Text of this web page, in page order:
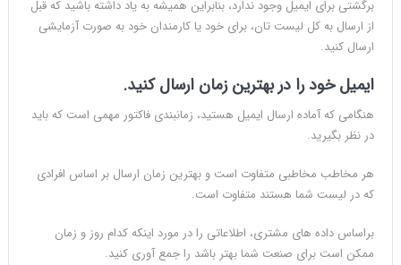
برگشتی برای ایمیل وجود ندارد، بنابراین همیشه به یاد داشته باشید که قبل
از ارسال به کل لیست تان، برای خود یا کارمندان خود به صورت آزمایشی
ارسال کنید.
ایمیل خود را در بهترین زمان ارسال کنید.
هنگامی که آماده ارسال ایمیل هستید، زمانبندی فاکتور مهمی است که باید
در نظر بگیرید.
هر مخاطب مخاطبی متفاوت است و بهترین زمان ارسال بر اساس افرادی
که در لیست شما هستند متفاوت است.
براساس داده های مشتری، اطلاعاتی را در مورد اینکه کدام روز و زمان
ممکن است برای صنعت شما بهتر باشد را جمع آوری کنید.